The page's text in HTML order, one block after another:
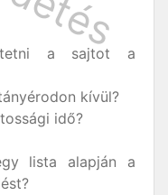
a sajtot a
kívül?
idő?
lista alapján a